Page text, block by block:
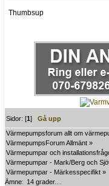
Thumbsup
Sidor: [1]Gå upp
Värmepumpsforum allt om
VärmepumpsForum Allmänt »
Värmepumpar och
Värmepumpar - Mark/Berg och
Värmepumpar - Märkesspecifikt »
Ämne: 14 grader....